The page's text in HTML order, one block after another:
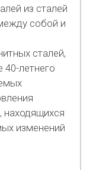
из сталей
собой и
сталей,
40-летнего
находящихся
изменений